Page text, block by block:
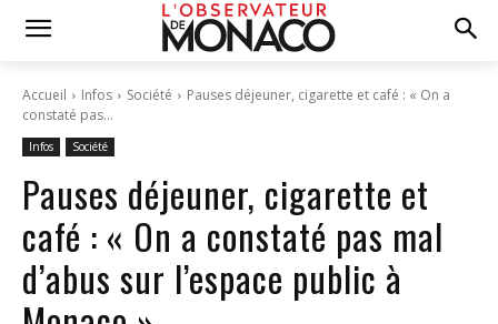
Accueil Infos Société
Pauses déjeuner, cigarette et café : « On a
constaté pas...
Infos Société
Pauses déjeuner, cigarette et
café : « On a constaté pas mal
d’abus sur l’espace public à